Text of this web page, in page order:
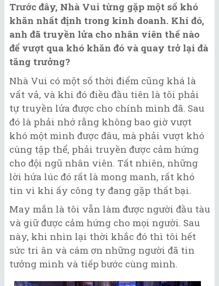
Trước đây, Nhà Vui từng gặp một số khó
khăn nhất định trong kinh doanh. Khi đó,
anh đã truyền lửa cho nhân viên thế nào
để vượt qua khó khăn đó và quay trở lại đà
tăng trưởng?
Nhà Vui có một số thời điểm cũng khá là
vất vả, và khi đó điều đầu tiên là tôi phải
tự truyền lửa được cho chính mình đã. Sau
đó là phải nhớ rằng không bao giờ vượt
khó một mình được đâu, mà phải vượt khó
cùng tập thể, phải truyền được cảm hứng
cho đội ngũ nhân viên. Tất nhiên, những
lời hứa lúc đó rất là mong manh, rất khó
tin vì khi ấy công ty đang gặp thất bại.
May mắn là tôi vẫn làm được người đầu tàu
và giữ được cảm hứng cho mọi người. Sau
này, khi nhìn lại thời khắc đó thì tôi hết
sức tri ân và cám ơn những người đã tin
tưởng mình và tiếp bước cùng mình.